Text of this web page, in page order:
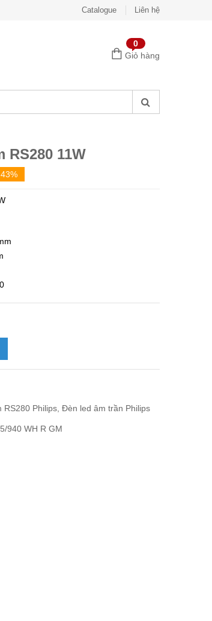
Catalogue Liên hệ
0
Giỏ hàng
RS280 11W
RS280 Philips, Đèn led âm trần Philips
940 WH R GM